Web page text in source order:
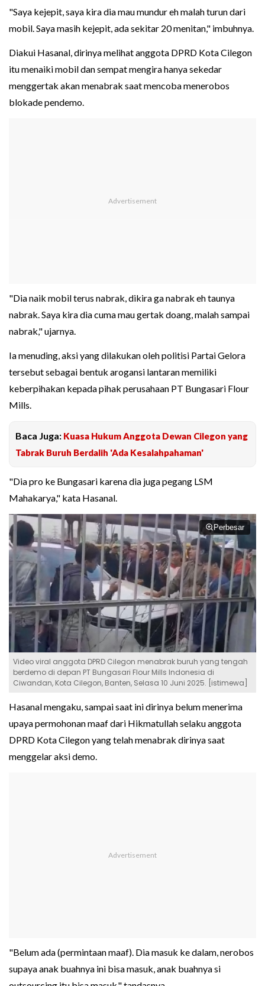
"Saya kejepit, saya kira dia mau mundur eh malah turun dari
mobil. Saya masih kejepit, ada sekitar 20 menitan," imbuhnya.
Diakui Hasanal, dirinya melihat anggota DPRD Kota Cilegon
itu menaiki mobil dan sempat mengira hanya sekedar
menggertak akan menabrak saat mencoba menerobos
blokade pendemo.
"Dia naik mobil terus nabrak, dikira ga nabrak eh taunya
nabrak. Saya kira dia cuma mau gertak doang, malah sampai
nabrak," ujarnya.
Ia menuding, aksi yang dilakukan oleh politisi Partai Gelora
tersebut sebagai bentuk arogansi lantaran memiliki
keberpihakan kepada pihak perusahaan PT Bungasari Flour
Mills.
Baca Juga: Kuasa Hukum Anggota Dewan Cilegon yang
Tabrak Buruh Berdalih 'Ada Kesalahpahaman'
"Dia pro ke Bungasari karena dia juga pegang LSM
Mahakarya," kata Hasanal.
Perbesar
Video viral anggota DPRD Cilegon menabrak buruh yang tengah
berdemo di depan PT Bungasari Flour Mills Indonesia di
Ciwandan, Kota Cilegon, Banten, Selasa 10 Juni 2025. [istimewa]
Hasanal mengaku, sampai saat ini dirinya belum menerima
upaya permohonan maaf dari Hikmatullah selaku anggota
DPRD Kota Cilegon yang telah menabrak dirinya saat
menggelar aksi demo.
"Belum ada (permintaan maaf). Dia masuk ke dalam, nerobos
supaya anak buahnya ini bisa masuk, anak buahnya si